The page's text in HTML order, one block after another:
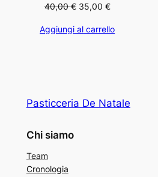
40,00€ Il
originale
35,00 €Il
attuale
Aggiungi al carrello
Pasticceria De Natale
Chi siamo
Team
Cronologia